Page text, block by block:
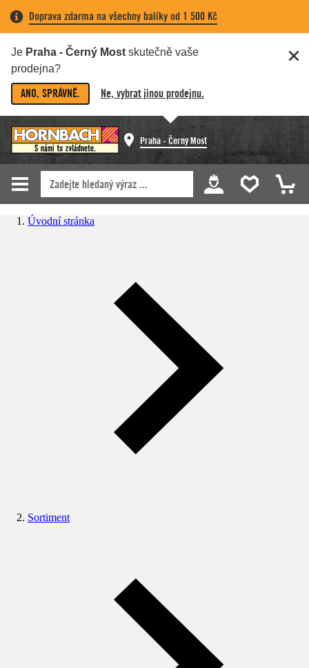
Doprava zdarma na všechny balíky od 1 500 Kč
Je Praha - Černý Most skutečně vaše
prodejna?
ANO, SPRÁVNĚ. Ne, vybrat jinou prodejnu.
Praha - Černý Most
Úvodní stránka
Sortiment